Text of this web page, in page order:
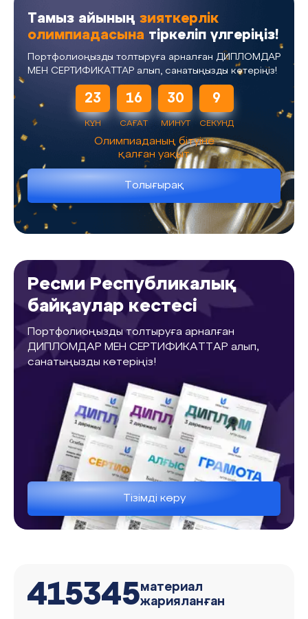
Тамыз айының зияткерлік
олимпиадасына тіркеліп үлгеріңіз!
Портфолиоңызды толтыруға арналған ДИПЛОМДАР
МЕН СЕРТИФИКАТТАР алып, санатыңызды көтеріңіз!
23
КҮН
16
САҒАТ
30
МИНУТ
9
СЕКУНД
Олимпиаданың бітуіне
қалған уақыт
Толығырақ
Ресми Республикалық
байқаулар кестесі
Портфолиоңызды толтыруға арналған
ДИПЛОМДАР МЕН СЕРТИФИКАТТАР алып,
санатыңызды көтеріңіз!
Тізімді көру
415345материал
жарияланған